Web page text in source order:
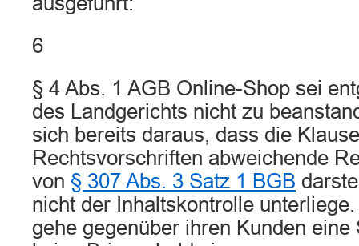
6
§ 4 Abs. 1 AGB Online-Shop sei
des Landgerichts nicht zu
sich bereits daraus, dass die
Rechtsvorschriften abweichende
von § 307 Abs. 3 Satz 1 BGB
nicht der Inhaltskontrolle
gehe gegenüber ihren Kunden eine